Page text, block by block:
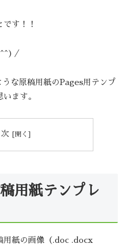
す！！
／
な原稿用紙のPages用テンプ
ます。
次
用紙テンプレ
用紙の画像（.doc .docx